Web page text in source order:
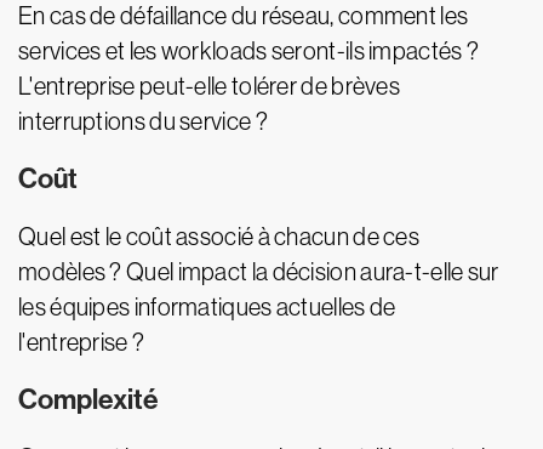
En cas de défaillance du réseau, comment les
services et les workloads seront-ils impactés ?
L'entreprise peut-elle tolérer de brèves
interruptions du service ?
Coût
Quel est le coût associé à chacun de ces
modèles ? Quel impact la décision aura-t-elle sur
les équipes informatiques actuelles de
l'entreprise ?
Complexité